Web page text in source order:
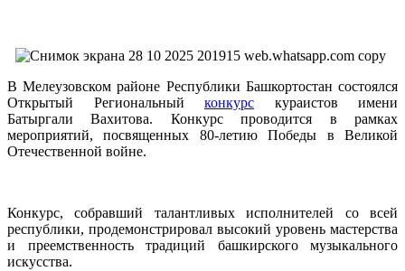
В Мелеузовском районе Республики Башкортостан состоялся
Открытый Региональный конкурс кураистов имени
Батыргали Вахитова. Конкурс проводится в рамках
мероприятий, посвященных 80-летию Победы в Великой
Отечественной войне.
Конкурс, собравший талантливых исполнителей со всей
республики, продемонстрировал высокий уровень мастерства
и преемственность традиций башкирского музыкального
искусства.